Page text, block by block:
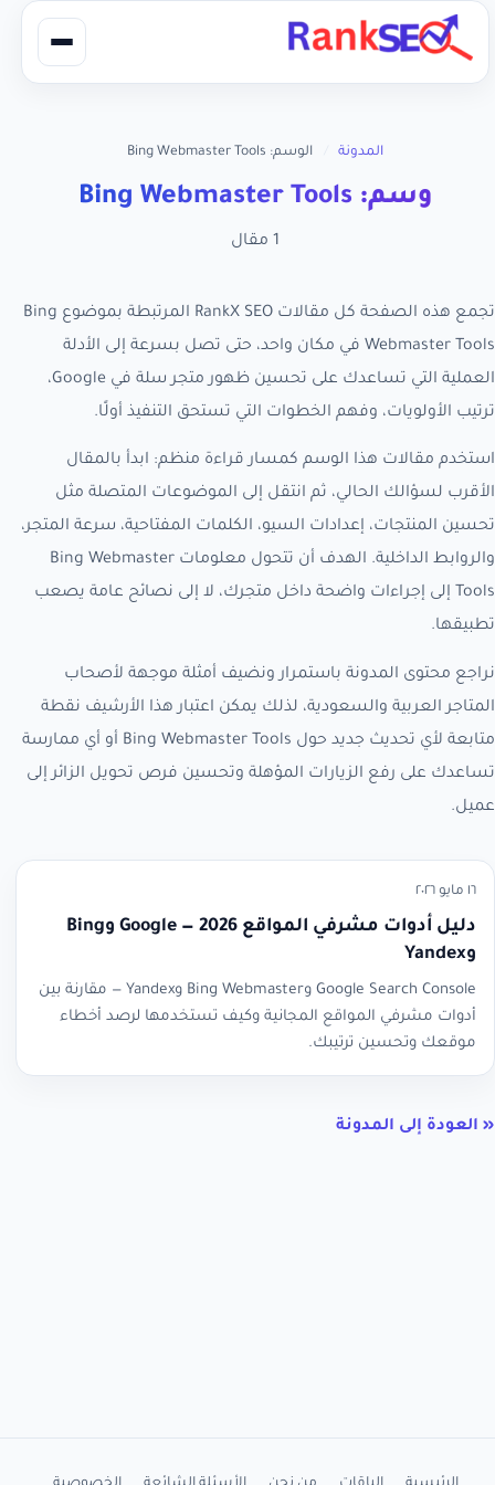
المدونة الوسم: Bing Webmaster Tools
وسم: Bing Webmaster Tools
1 مقال
تجمع هذه الصفحة كل مقالات RankX SEO المرتبطة بموضوع Bing
Webmaster Tools في مكان واحد، حتى تصل بسرعة إلى الأدلة
العملية التي تساعدك على تحسين ظهور متجر سلة في Google،
ترتيب الأولويات، وفهم الخطوات التي تستحق التنفيذ أولًا.
استخدم مقالات هذا الوسم كمسار قراءة منظم: ابدأ بالمقال
الأقرب لسؤالك الحالي، ثم انتقل إلى الموضوعات المتصلة مثل
تحسين المنتجات، إعدادات السيو، الكلمات المفتاحية، سرعة المتجر،
والروابط الداخلية. الهدف أن تتحول معلومات Bing Webmaster
Tools إلى إجراءات واضحة داخل متجرك، لا إلى نصائح عامة يصعب
تطبيقها.
نراجع محتوى المدونة باستمرار ونضيف أمثلة موجهة لأصحاب
المتاجر العربية والسعودية، لذلك يمكن اعتبار هذا الأرشيف نقطة
متابعة لأي تحديث جديد حول Bing Webmaster Tools أو أي ممارسة
تساعدك على رفع الزيارات المؤهلة وتحسين فرص تحويل الزائر إلى
عميل.
١٦ مايو ٢٠٢٦
دليل أدوات مشرفي المواقع 2026 — Google وBing
وYandex
Google Search Console وBing Webmaster وYandex — مقارنة بين
أدوات مشرفي المواقع المجانية وكيف تستخدمها لرصد أخطاء
موقعك وتحسين ترتيبك.
« العودة إلى المدونة